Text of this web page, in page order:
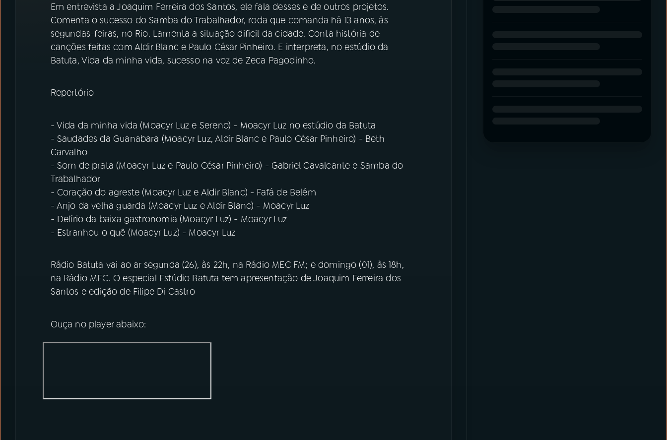
Instagram X
Em entrevista a Joaquim Ferreira dos Santos, ele fala desses e de outros projetos.
Comenta o sucesso do Samba do Trabalhador, roda que comanda há 13 anos, às
segundas-feiras, no Rio. Lamenta a situação difícil da cidade. Conta história de
canções feitas com Aldir Blanc e Paulo César Pinheiro. E interpreta, no estúdio da
Batuta, Vida da minha vida, sucesso na voz de Zeca Pagodinho.
Repertório
- Vida da minha vida (Moacyr Luz e Sereno) - Moacyr Luz no estúdio da Batuta
- Saudades da Guanabara (Moacyr Luz, Aldir Blanc e Paulo César Pinheiro) - Beth
Carvalho
- Som de prata (Moacyr Luz e Paulo César Pinheiro) - Gabriel Cavalcante e Samba do
Trabalhador
- Coração do agreste (Moacyr Luz e Aldir Blanc) - Fafá de Belém
- Anjo da velha guarda (Moacyr Luz e Aldir Blanc) - Moacyr Luz
- Delírio da baixa gastronomia (Moacyr Luz) - Moacyr Luz
- Estranhou o quê (Moacyr Luz) - Moacyr Luz
Rádio Batuta vai ao ar segunda (26), às 22h, na Rádio MEC FM; e domingo (01), às 18h,
na Rádio MEC. O especial Estúdio Batuta tem apresentação de Joaquim Ferreira dos
Santos e edição de Filipe Di Castro
Ouça no player abaixo: